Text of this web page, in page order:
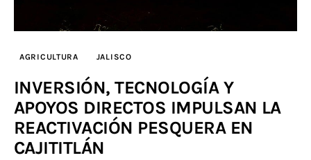
AGRICULTURA JALISCO
INVERSIÓN, TECNOLOGÍA Y
APOYOS DIRECTOS IMPULSAN LA
REACTIVACIÓN PESQUERA EN
CAJITITLÁN